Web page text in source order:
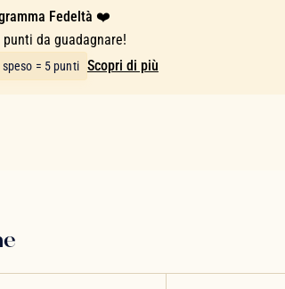
Fedeltà ❤️
punti da guadagnare!
speso = 5 punti Scopri di più